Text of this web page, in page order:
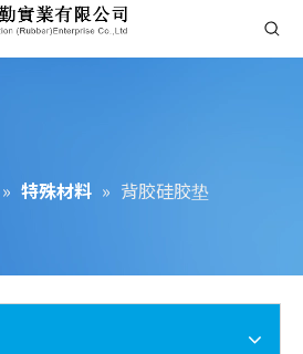
» 特殊材料 » 背胶硅胶垫